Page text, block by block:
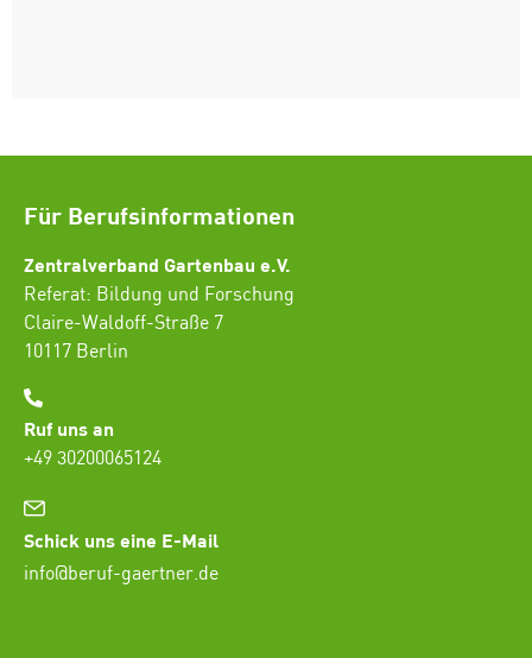
Für Berufsinformationen
Zentralverband Gartenbau e.V.
Referat: Bildung und Forschung
Claire-Waldoff-Straße 7
10117 Berlin
Ruf uns an
+49 30200065124
Schick uns eine E-Mail
info@beruf-gaertner.de